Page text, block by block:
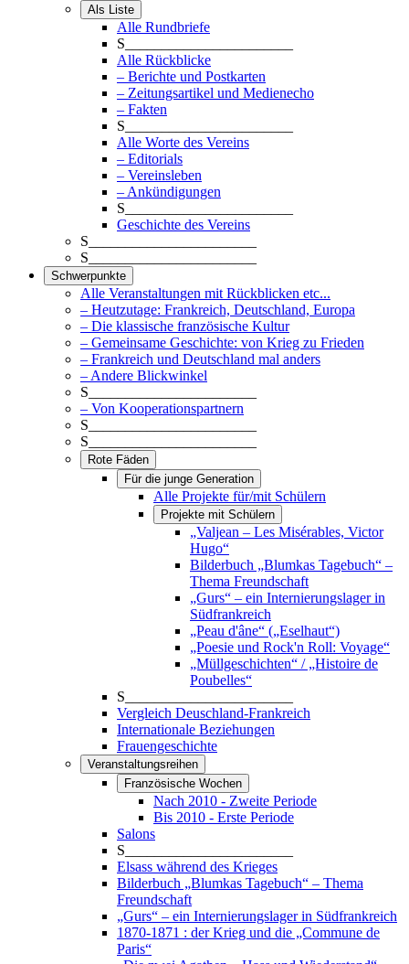
Als Liste
Alle Rundbriefe
S_______________________
Alle Rückblicke
– Berichte und Postkarten
– Zeitungsartikel und Medienecho
– Fakten
S_______________________
Alle Worte des Vereins
– Editorials
– Vereinsleben
– Ankündigungen
S_______________________
Geschichte des Vereins
S_______________________
S_______________________
Schwerpunkte
Alle Veranstaltungen mit Rückblicken etc...
– Heutzutage: Frankreich, Deutschland, Europa
– Die klassische französische Kultur
– Gemeinsame Geschichte: von Krieg zu Frieden
– Frankreich und Deutschland mal anders
– Andere Blickwinkel
S_______________________
– Von Kooperationspartnern
S_______________________
S_______________________
Rote Fäden
Für die junge Generation
Alle Projekte für/mit Schülern
Projekte mit Schülern
„Valjean – Les Misérables, Victor
Hugo“
Bilderbuch „Blumkas Tagebuch“ –
Thema Freundschaft
„Gurs“ – ein Internierungslager in
Südfrankreich
„Peau d'âne“ („Eselhaut“)
„Poesie und Rock'n Roll: Voyage“
„Müllgeschichten“ / „Histoire de
Poubelles“
S_______________________
Vergleich Deuschland-Frankreich
Internationale Beziehungen
Frauengeschichte
Veranstaltungsreihen
Französische Wochen
Nach 2010 - Zweite Periode
Bis 2010 - Erste Periode
Salons
S_______________________
Elsass während des Krieges
Bilderbuch „Blumkas Tagebuch“ – Thema
Freundschaft
„Gurs“ – ein Internierungslager in Südfrankreich
1870-1871 : der Krieg und die „Commune de
Paris“